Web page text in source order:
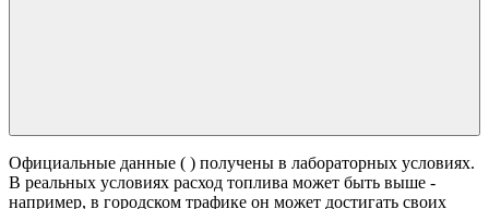
Официальные данные ( ) получены в лабораторных условиях.
В реальных условиях расход топлива может быть выше -
например, в городском трафике он может достигать своих